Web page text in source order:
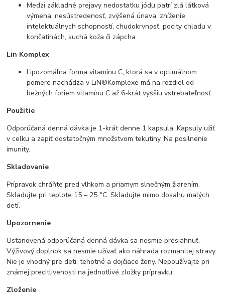
Medzi základné prejavy nedostatku jódu patrí zlá látková
výmena, nesústredenosť, zvýšená únava, zníženie
intelektuálnych schopností, chudokrvnosť, pocity chladu v
končatinách, suchá koža či zápcha
Lin Komplex
Lipozomálna forma vitamínu C, ktorá sa v optimálnom
pomere nachádza v LiN®Komplexe má na rozdiel od
bežných foriem vitamínu C až 6-krát vyššiu vstrebateľnosť
Použitie
Odporúčaná denná dávka je 1-krát denne 1 kapsula. Kapsuly užiť
v celku a zapiť dostatočným množstvom tekutiny. Na posilnenie
imunity.
Skladovanie
Prípravok chráňte pred vlhkom a priamym slnečným žiarením.
Skladujte pri teplote 15 – 25 °C. Skladujte mimo dosahu malých
detí.
Upozornenie
Ustanovená odporúčaná denná dávka sa nesmie presiahnuť.
Výživový doplnok sa nesmie užívať ako náhrada rozmanitej stravy.
Nie je vhodný pre deti, tehotné a dojčiace ženy. Nepoužívajte pri
známej precitlivenosti na jednotlivé zložky prípravku.
Zloženie